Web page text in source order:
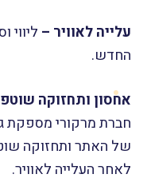
עלייה לאוויר –
החדש.
אחסון ותחזוקה
חברת מרקורי מספקת
של האתר ותחזוקה
לאחר העלייה לאוויר.